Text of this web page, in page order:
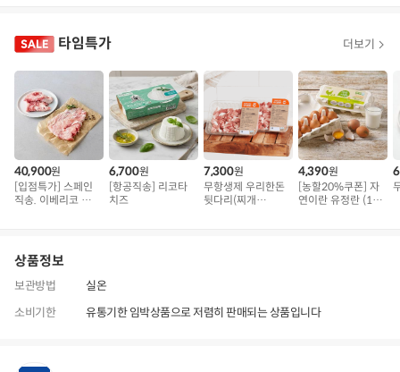
타임특가 더보기
40,900원
[입점특가] 스페인
직송. 이베리코 삼
6,700원
[항공직송] 리코타
치즈
7,300원
무항생제 우리한돈
뒷다리(찌개
4,390원
[농할20%쿠폰] 자
연이란 유정란 (10
상품정보
보관방법
실온
소비기한
유통기한 임박상품으로 저렴히 판매되는 상품입니다